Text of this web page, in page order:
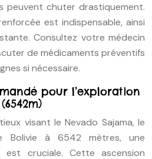
peuvent chuter drastiquement.
est indispensable, ainsi
Consultez votre médecin
de médicaments préventifs
si nécessaire.
pour l’exploration
visant le Nevado Sajama, le
Bolivie à 6542 mètres, une
est cruciale. Cette ascension